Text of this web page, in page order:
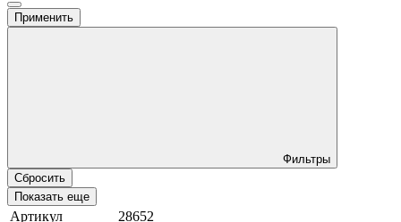
Применить
Фильтры
Сбросить
Показать еще
Артикул
28652